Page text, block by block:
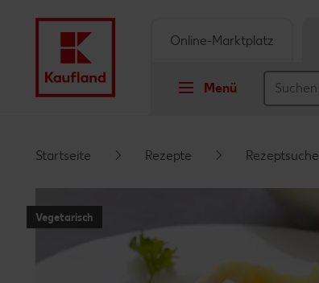
Footer
Schwebender Seitenbereich
Menü
Online-Marktplatz
Startseite Rezepte Rezeptsuche
Vegetarisch